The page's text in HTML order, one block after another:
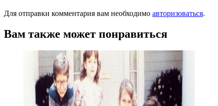
Для отправки комментария вам необходимо авторизоваться.
Вам также может понравиться